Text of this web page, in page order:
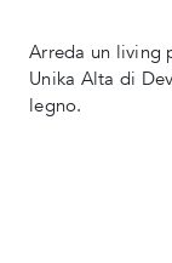
Arreda un living
Unika Alta di
legno.